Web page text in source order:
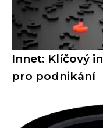
Innet: Klíčový
pro podnikání